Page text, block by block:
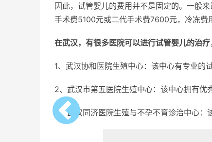
因此，试管婴儿的费用并不是固定的。一般
手术费5100元或二代手术费7600元，冷冻费
在武汉，有很多医院可以进行试管婴儿的治疗
1、武汉协和医院生殖中心：该中心有专业的
2、武汉市第五医院生殖中心：该中心拥有优
3、武汉同济医院生殖与不孕不育诊治中心